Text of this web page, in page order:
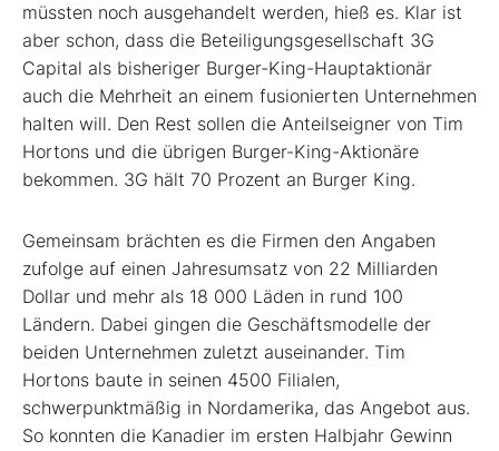
müssten noch ausgehandelt werden, hieß es. Klar ist
aber schon, dass die Beteiligungsgesellschaft 3G
Capital als bisheriger Burger-King-Hauptaktionär
auch die Mehrheit an einem fusionierten Unternehmen
halten will. Den Rest sollen die Anteilseigner von Tim
Hortons und die übrigen Burger-King-Aktionäre
bekommen. 3G hält 70 Prozent an Burger King.
Gemeinsam brächten es die Firmen den Angaben
zufolge auf einen Jahresumsatz von 22 Milliarden
Dollar und mehr als 18 000 Läden in rund 100
Ländern. Dabei gingen die Geschäftsmodelle der
beiden Unternehmen zuletzt auseinander. Tim
Hortons baute in seinen 4500 Filialen,
schwerpunktmäßig in Nordamerika, das Angebot aus.
So konnten die Kanadier im ersten Halbjahr Gewinn